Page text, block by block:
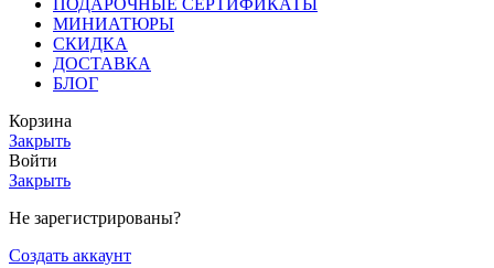
МИНИАТЮРЫ
СКИДКА
ДОСТАВКА
БЛОГ
Корзина
Закрыть
Войти
Закрыть
Не зарегистрированы?
Создать аккаунт